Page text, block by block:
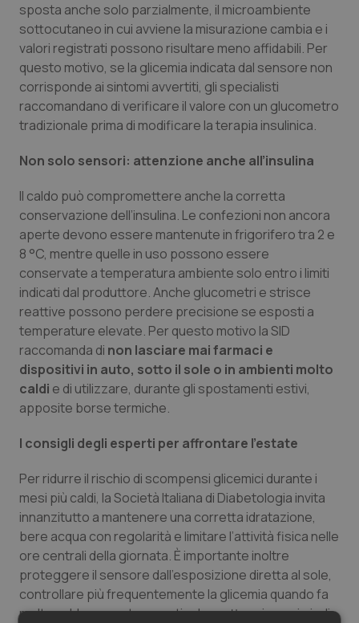
Psoriasi & pelle
Quotidiano Cardiologia
Quotidiano Chirurgia
Quotidiano Oncologia
Quotidiano Pediatria
Rene & patologie urogenitali
Salute orale & impianti
Sangue & coagulazione
Tiroide
Tumore al seno
Tumore ovarico
Tumori del Polmone & Testa Collo
Tumori gastrointestinali
Ulcera & Reflusso
Vaccini
sposta anche solo parzialmente, il microambiente
sottocutaneo in cui avviene la misurazione cambia e i
valori registrati possono risultare meno affidabili. Per
questo motivo, se la glicemia indicata dal sensore non
corrisponde ai sintomi avvertiti, gli specialisti
raccomandano di verificare il valore con un glucometro
tradizionale prima di modificare la terapia insulinica.
Non solo sensori: attenzione anche all’insulina
Il caldo può compromettere anche la corretta
conservazione dell’insulina. Le confezioni non ancora
aperte devono essere mantenute in frigorifero tra 2 e
8 °C, mentre quelle in uso possono essere
conservate a temperatura ambiente solo entro i limiti
indicati dal produttore. Anche glucometri e strisce
reattive possono perdere precisione se esposti a
temperature elevate. Per questo motivo la SID
raccomanda di non lasciare mai farmaci e
dispositivi in auto, sotto il sole o in ambienti molto
caldi e di utilizzare, durante gli spostamenti estivi,
apposite borse termiche.
I consigli degli esperti per affrontare l’estate
Per ridurre il rischio di scompensi glicemici durante i
mesi più caldi, la Società Italiana di Diabetologia invita
innanzitutto a mantenere una corretta idratazione,
bere acqua con regolarità e limitare l’attività fisica nelle
ore centrali della giornata. È importante inoltre
proteggere il sensore dall’esposizione diretta al sole,
controllare più frequentemente la glicemia quando fa
molto caldo e prestare particolare attenzione ai piedi,